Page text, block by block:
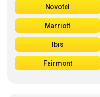
Novotel
Marriott
Ibis
Fairmont